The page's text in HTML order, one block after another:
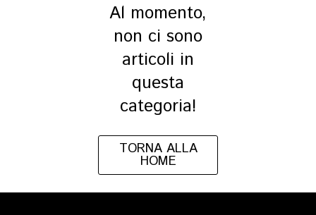
Al momento,
non ci sono
articoli in
questa
categoria!
TORNA ALLA
HOME